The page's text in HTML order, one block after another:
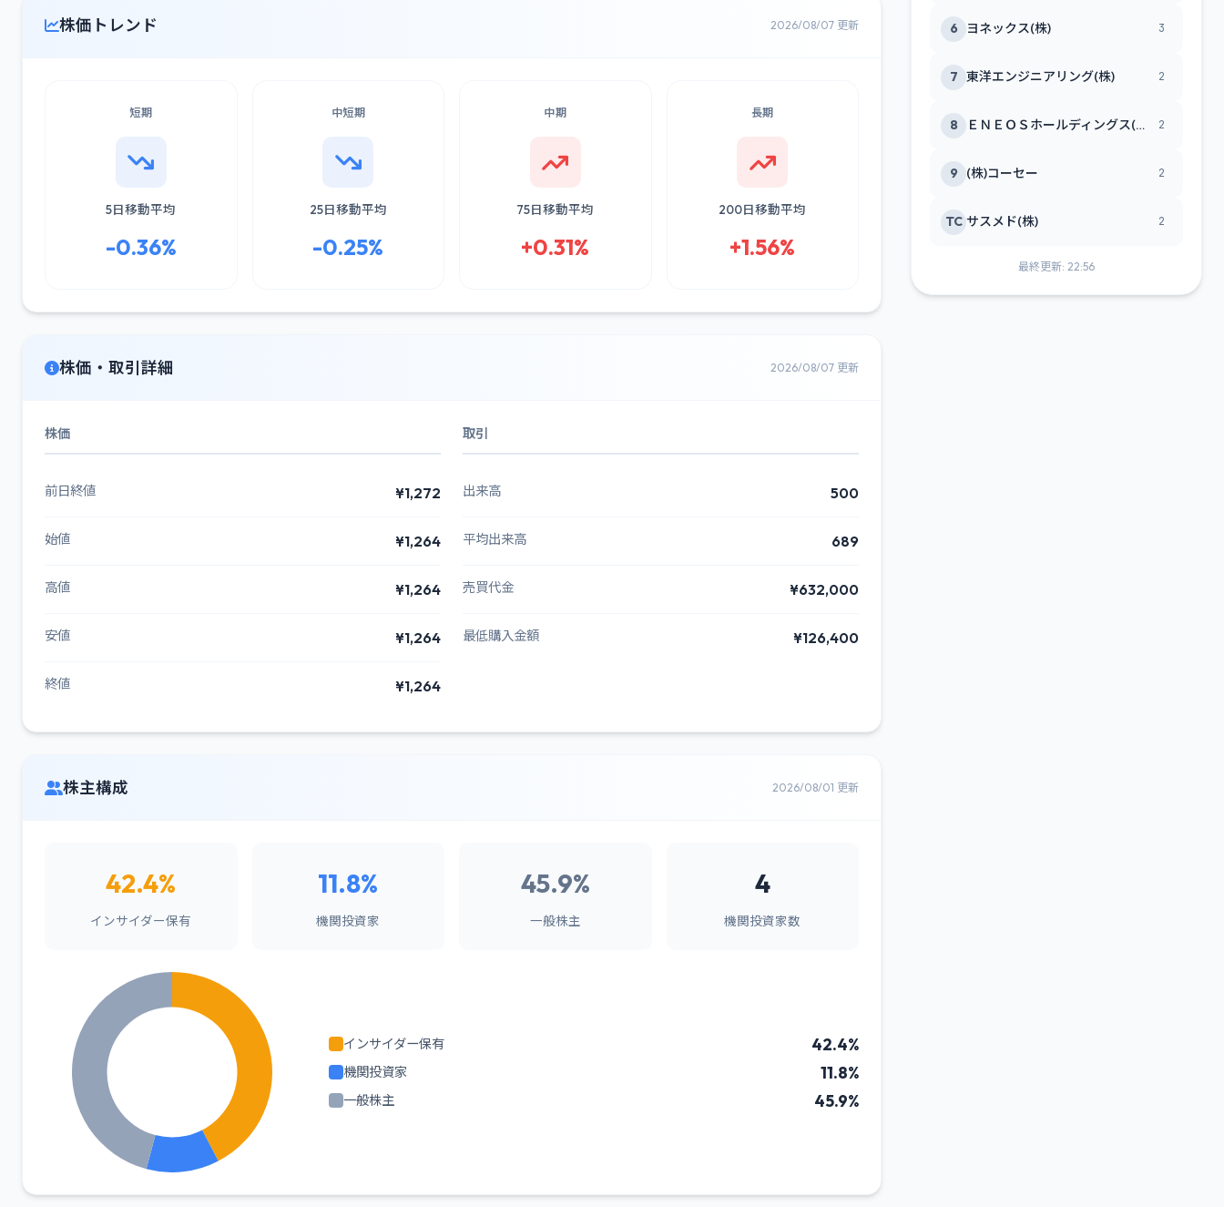
株価トレンド 2026/08/07 更新
短期
5日移動平均
-0.36%
中短期
25日移動平均
-0.25%
中期
75日移動平均
+0.31%
長期
200日移動平均
+1.56%
株価・取引詳細 2026/08/07 更新
株価
前日終値 ¥1,272
始値 ¥1,264
高値 ¥1,264
安値 ¥1,264
終値 ¥1,264
取引
出来高 500
平均出来高 689
売買代金 ¥632,000
最低購入金額 ¥126,400
株主構成 2026/08/01 更新
42.4%
インサイダー保有
11.8%
機関投資家
45.9%
一般株主
4
機関投資家数
インサイダー保有 42.4%
機関投資家 11.8%
一般株主 45.9%
6 ヨネックス(株) 3
7 東洋エンジニアリング(株) 2
8 ＥＮＥＯＳホールディングス(株) 2
9 (株)コーセー 2
TC サスメド(株) 2
最終更新: 22:56